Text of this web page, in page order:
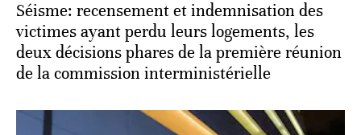
Séisme: recensement et indemnisation des
victimes ayant perdu leurs logements, les
deux décisions phares de la première réunion
de la commission interministérielle